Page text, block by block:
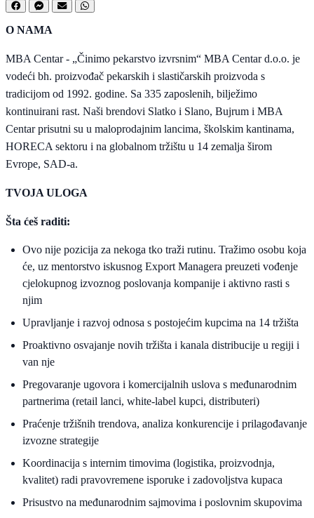
O NAMA
MBA Centar - „Činimo pekarstvo izvrsnim“ MBA Centar d.o.o. je
vodeći bh. proizvođač pekarskih i slastičarskih proizvoda s
tradicijom od 1992. godine. Sa 335 zaposlenih, bilježimo
kontinuirani rast. Naši brendovi Slatko i Slano, Bujrum i MBA
Centar prisutni su u maloprodajnim lancima, školskim kantinama,
HORECA sektoru i na globalnom tržištu u 14 zemalja širom
Evrope, SAD-a.
TVOJA ULOGA
Šta ćeš raditi:
Ovo nije pozicija za nekoga tko traži rutinu. Tražimo osobu koja
će, uz mentorstvo iskusnog Export Managera preuzeti vođenje
cjelokupnog izvoznog poslovanja kompanije i aktivno rasti s
njim
Upravljanje i razvoj odnosa s postojećim kupcima na 14 tržišta
Proaktivno osvajanje novih tržišta i kanala distribucije u regiji i
van nje
Pregovaranje ugovora i komercijalnih uslova s međunarodnim
partnerima (retail lanci, white-label kupci, distributeri)
Praćenje tržišnih trendova, analiza konkurencije i prilagođavanje
izvozne strategije
Koordinacija s internim timovima (logistika, proizvodnja,
kvalitet) radi pravovremene isporuke i zadovoljstva kupaca
Prisustvo na međunarodnim sajmovima i poslovnim skupovima